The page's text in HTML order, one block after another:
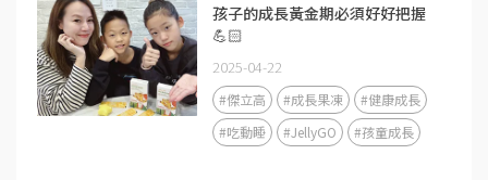
孩子的成長黃金期必須好好把握
💪🏻
2025-04-22
#傑立高 #成長果凍
#健康成長
#吃動睡
#JellyGO #孩童成長